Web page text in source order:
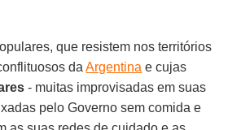
que resistem nos territórios
daArgentina e cujas
- muitas improvisadas em suas
pelo Governo sem comida e